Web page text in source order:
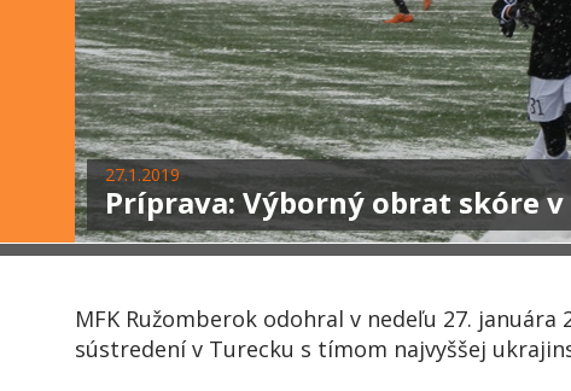
27.1.2019
Príprava: Výborný obrat skóre v
MFK Ružomberok odohral v nedeľu 27.
sústredení v Turecku s tímom najvyššej